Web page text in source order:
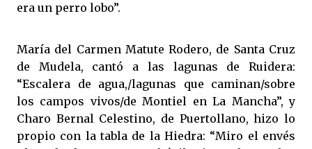
era un perro lobo”.
María del Carmen Matute Rodero, de Santa Cruz
de Mudela, cantó a las lagunas de Ruidera:
“Escalera de agua,/lagunas que caminan/sobre
los campos vivos/de Montiel en La Mancha”, y
Charo Bernal Celestino, de Puertollano, hizo lo
propio con la tabla de la Hiedra: “Miro el envés